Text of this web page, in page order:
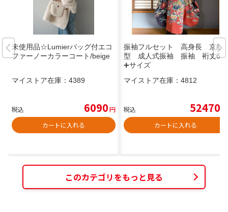
未使用品☆Lumierバッグ付エコ
ファーノーカラーコート/beige
マイストア在庫： 4389
税込 6090円
カートに入れる
振袖フルセット 高身長 京紅
型 成人式振袖 振袖 裄丈69
➕サイズ
マイストア在庫： 4812
税込 52470
カートに入れる
このカテゴリをもっと見る